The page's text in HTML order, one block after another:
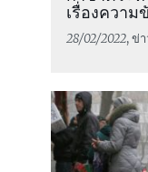
เรื่องความ
28/02/2022, ข่